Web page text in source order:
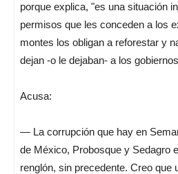
porque explica, "es una situación
permisos que les conceden a los
montes los obligan a reforestar y
dejan -o le dejaban- a los
Acusa:
— La corrupción que hay en
de México, Probosque y Sedagro
renglón, sin precedente. Creo que